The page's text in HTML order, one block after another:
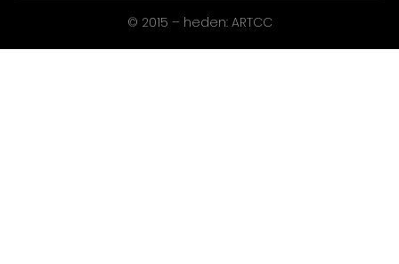
© 2015 – heden: ARTCC